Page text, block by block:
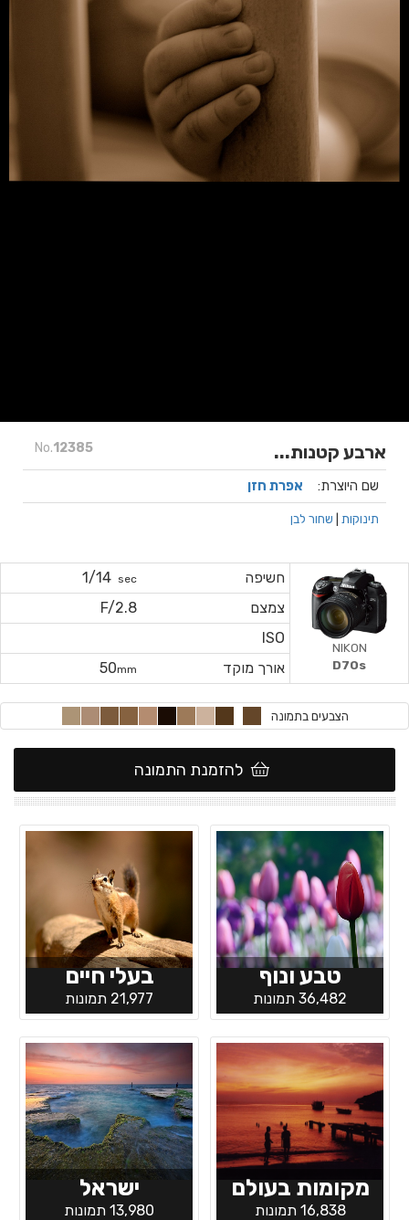
No.12385 ארבע קטנות...
שם היוצרת: אפרת חזן
תינוקות שחור לבן
חשיפה sec
1/14
צמצם
F/2.8
ISO
אורך מוקד
50mm
NIKON
D70s
הצבעים בתמונה
להזמנת התמונה
טבע ונוף
36,482 תמונות
בעלי חיים
21,977 תמונות
מקומות בעולם
16,838 תמונות
ישראל
13,980 תמונות